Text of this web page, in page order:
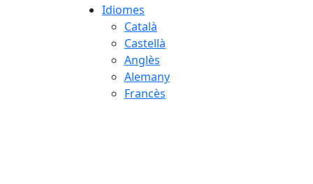
Idiomes
Català
Castellà
Anglès
Alemany
Francès